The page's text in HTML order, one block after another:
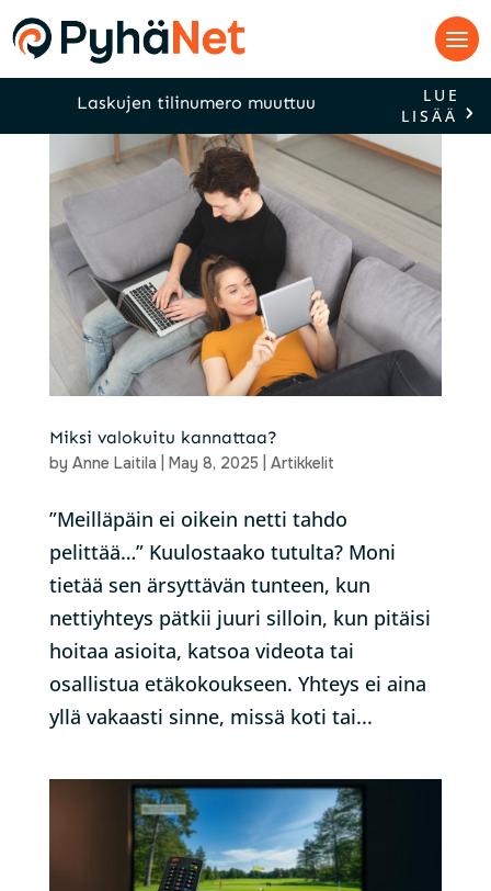
Laskujen tilinumero muuttuu
LUE
LISÄÄ
Miksi valokuitu kannattaa?
by Anne Laitila May 8, 2025 Artikkelit
”Meilläpäin ei oikein netti tahdo
pelittää…” Kuulostaako tutulta? Moni
tietää sen ärsyttävän tunteen, kun
nettiyhteys pätkii juuri silloin, kun pitäisi
hoitaa asioita, katsoa videota tai
osallistua etäkokoukseen. Yhteys ei aina
yllä vakaasti sinne, missä koti tai...